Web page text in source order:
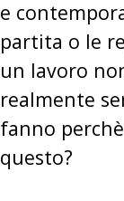
e
partita o le
un lavoro
realmente
fanno
questo?